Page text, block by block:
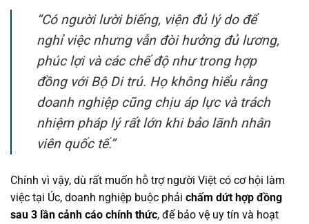
“Có người lười biếng, viện đủ lý do để
nghỉ việc nhưng vẫn đòi hưởng đủ lương,
phúc lợi và các chế độ như trong hợp
đồng với Bộ Di trú. Họ không hiểu rằng
doanh nghiệp cũng chịu áp lực và trách
nhiệm pháp lý rất lớn khi bảo lãnh nhân
viên quốc tế.”
Chính vì vậy, dù rất muốn hỗ trợ người Việt có cơ hội làm
việc tại Úc, doanh nghiệp buộc phải chấm dứt hợp đồng
sau 3 lần cảnh cáo chính thức, để bảo vệ uy tín và hoạt